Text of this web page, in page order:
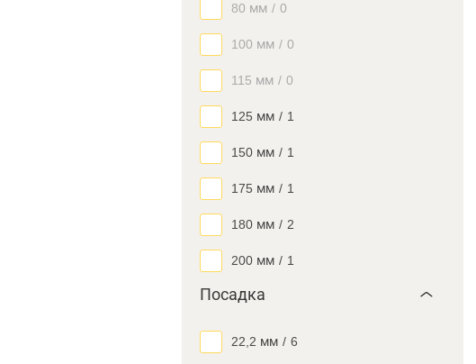
80 мм / 0
100 мм / 0
115 мм / 0
125 мм / 1
150 мм / 1
175 мм / 1
180 мм / 2
200 мм / 1
Посадка
22,2 мм / 6